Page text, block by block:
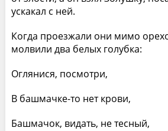
ускакал с ней.
Когда проезжали они мимо
молвили два белых голубка:
Оглянися, посмотри,
В башмачке-то нет крови,
Башмачок, видать, не тесный,